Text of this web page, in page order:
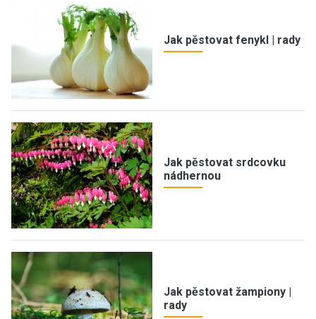
Jak pěstovat fenykl | rady
Jak pěstovat srdcovku
nádhernou
Jak pěstovat žampiony |
rady